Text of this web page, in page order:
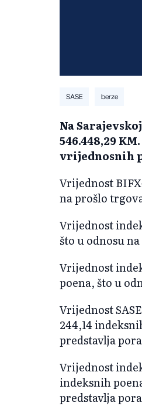
SASE berze
Na
546.448,29
vrijednosnih
Vrijednost
na prošlo
Vrijednost
što u odnosu
Vrijednost
poena, što u
Vrijednost
244,14
predstavlja
Vrijednost
indeksnih
predstavlja